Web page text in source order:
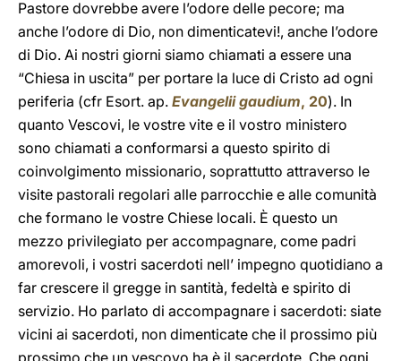
Pastore dovrebbe avere l’odore delle pecore; ma
anche l’odore di Dio, non dimenticatevi!, anche l’odore
di Dio. Ai nostri giorni siamo chiamati a essere una
“Chiesa in uscita” per portare la luce di Cristo ad ogni
periferia (cfr Esort. ap. Evangelii gaudium, 20). In
quanto Vescovi, le vostre vite e il vostro ministero
sono chiamati a conformarsi a questo spirito di
coinvolgimento missionario, soprattutto attraverso le
visite pastorali regolari alle parrocchie e alle comunità
che formano le vostre Chiese locali. È questo un
mezzo privilegiato per accompagnare, come padri
amorevoli, i vostri sacerdoti nell’ impegno quotidiano a
far crescere il gregge in santità, fedeltà e spirito di
servizio. Ho parlato di accompagnare i sacerdoti: siate
vicini ai sacerdoti, non dimenticate che il prossimo più
prossimo che un vescovo ha è il sacerdote. Che ogni